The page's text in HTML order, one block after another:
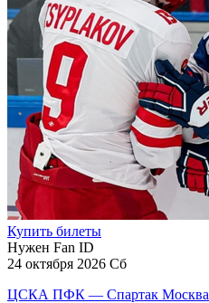
Купить билеты
Нужен Fan ID
24 октября 2026 Сб
ЦСКА ПФК — Спартак Москва